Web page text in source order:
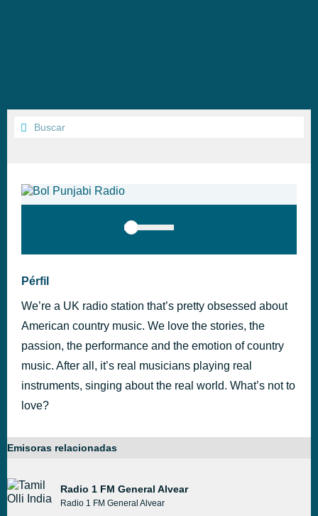
Pérfil
We’re a UK radio station that’s pretty obsessed about
American country music. We love the stories, the
passion, the performance and the emotion of country
music. After all, it’s real musicians playing real
instruments, singing about the real world. What’s not to
love?
Emisoras relacionadas
Radio 1 FM General Alvear
Radio 1 FM General Alvear